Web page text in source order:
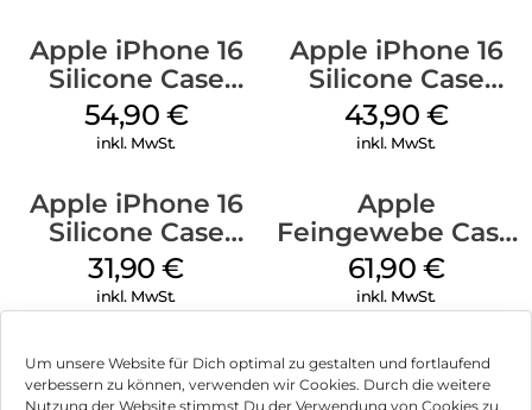
Um unsere Website für Dich optimal zu gestalten und fortlaufend
verbessern zu können, verwenden wir Cookies. Durch die weitere
Nutzung der Website stimmst Du der Verwendung von Cookies zu.
Apple iPhone 16
Silicone Case
MagSafe Black
54,90 €
inkl. MwSt.
Apple iPhone 16
Silicone Case
MagSafe Plum
43,90 €
inkl. MwSt.
Apple iPhone 16
Silicone Case
MagSafe Fuchsia
31,90€
inkl. MwSt.
Apple
Feingewebe Case
iPhone 15 Pro
MagSafe Schwarz
61,90 €
inkl. MwSt.